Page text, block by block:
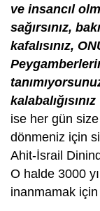
ve insancıl
sağırsınız,
kafalısınız,
ise her gün
dönmeniz için
Ahit-İsrail
O halde 3000
inanmamak